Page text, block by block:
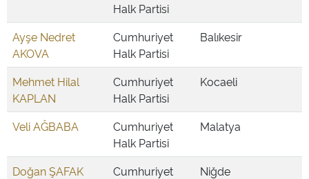
Halk Partisi
Ayşe Nedret
AKOVA
Cumhuriyet
Halk Partisi
Balıkesir
Mehmet Hilal
KAPLAN
Cumhuriyet
Halk Partisi
Kocaeli
Veli AĞBABA
Cumhuriyet
Halk Partisi
Malatya
Doğan ŞAFAK
Cumhuriyet
Niğde